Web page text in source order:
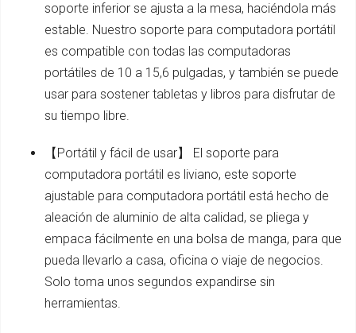
soporte inferior se ajusta a la mesa, haciéndola más
estable. Nuestro soporte para computadora portátil
es compatible con todas las computadoras
portátiles de 10 a 15,6 pulgadas, y también se puede
usar para sostener tabletas y libros para disfrutar de
su tiempo libre.
【Portátil y fácil de usar】 El soporte para
computadora portátil es liviano, este soporte
ajustable para computadora portátil está hecho de
aleación de aluminio de alta calidad, se pliega y
empaca fácilmente en una bolsa de manga, para que
pueda llevarlo a casa, oficina o viaje de negocios.
Solo toma unos segundos expandirse sin
herramientas.